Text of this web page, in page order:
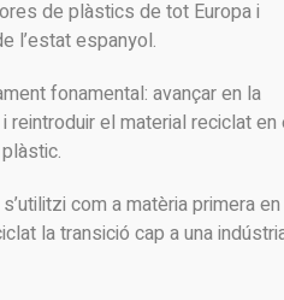
de plàstics de tot Europa i
l’estat espanyol.
fonamental: avançar en la
reintroduir el material reciclat en
com a matèria primera
la transició cap a una